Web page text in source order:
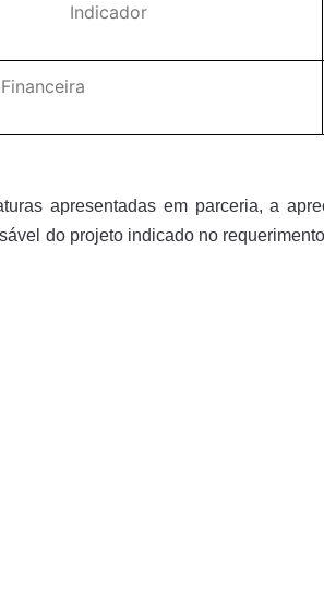
Indicador
apresentadas em parceria, a
do projeto indicado no